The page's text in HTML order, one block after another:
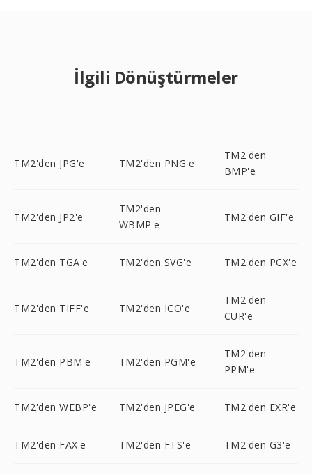
İlgili Dönüştürmeler
TM2'den JPG'e TM2'den PNG'e
TM2'den
BMP'e
TM2'den JP2'e
TM2'den
WBMP'e
TM2'den GIF'e
TM2'den TGA'e TM2'den SVG'e TM2'den PCX'e
TM2'den TIFF'e TM2'den ICO'e
TM2'den
CUR'e
TM2'den PBM'e TM2'den PGM'e
TM2'den
PPM'e
TM2'den WEBP'e TM2'den JPEG'e TM2'den EXR'e
TM2'den FAX'e TM2'den FTS'e TM2'den G3'e